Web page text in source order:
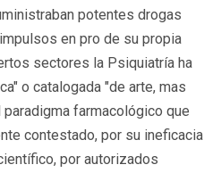
potentes drogas
en pro de su propia
sectores la Psiquiatría ha
o catalogada "de arte, mas
farmacológico que
contestado, por su ineficacia
por autorizados